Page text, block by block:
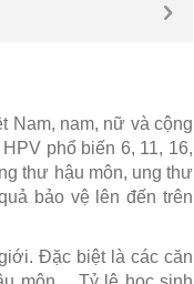
Nam, nam, nữ và cộng
phổ biến 6, 11, 16,
thư hậu môn, ung thư
bảo vệ lên đến trên
Đặc biệt là các căn